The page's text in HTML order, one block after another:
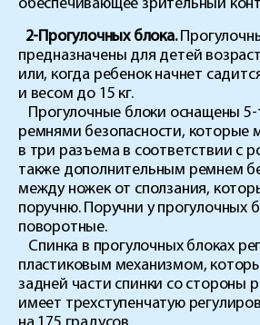
обеспечивающее зрительный
2-Прогулочных блока.
предназначены для детей
или, когда ребенок начнет
и весом до 15 кг.
Прогулочные блоки оснащены
ремнями безопасности, которые
в три разъема в соответствии с
также дополнительным ремнем
между ножек от сползания,
поручню. Поручни у прогулочных
поворотные.
Спинка в прогулочных блоках
пластиковым механизмом,
задней части спинки со стороны
имеет трехступенчатую